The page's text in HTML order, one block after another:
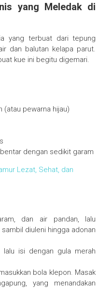
yang Meledak di
yang terbuat dari tepung
dan balutan kelapa parut.
kue ini begitu digemari.
(atau pewarna hijau)
dengan sedikit garam
Lezat, Sehat, dan
dan air pandan, lalu
diuleni hingga adonan
lalu isi dengan gula merah
bola klepon. Masak
yang menandakan